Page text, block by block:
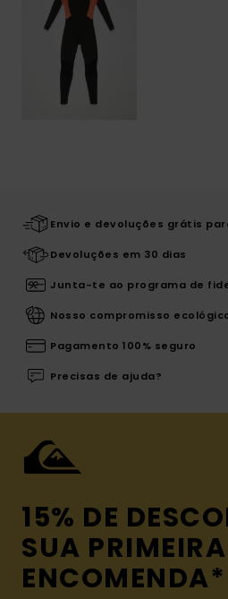
Envio e devoluções grátis
Devoluções em 30 dias
Junta-te ao programa de
Nosso compromisso
Pagamento 100% seguro
Precisas de ajuda?
15% DE
SUA PRIMEIRA
ENCOMENDA*